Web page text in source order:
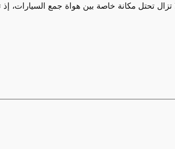
تحتل مكانة خاصة بين هواة جمع السيارات، إذ